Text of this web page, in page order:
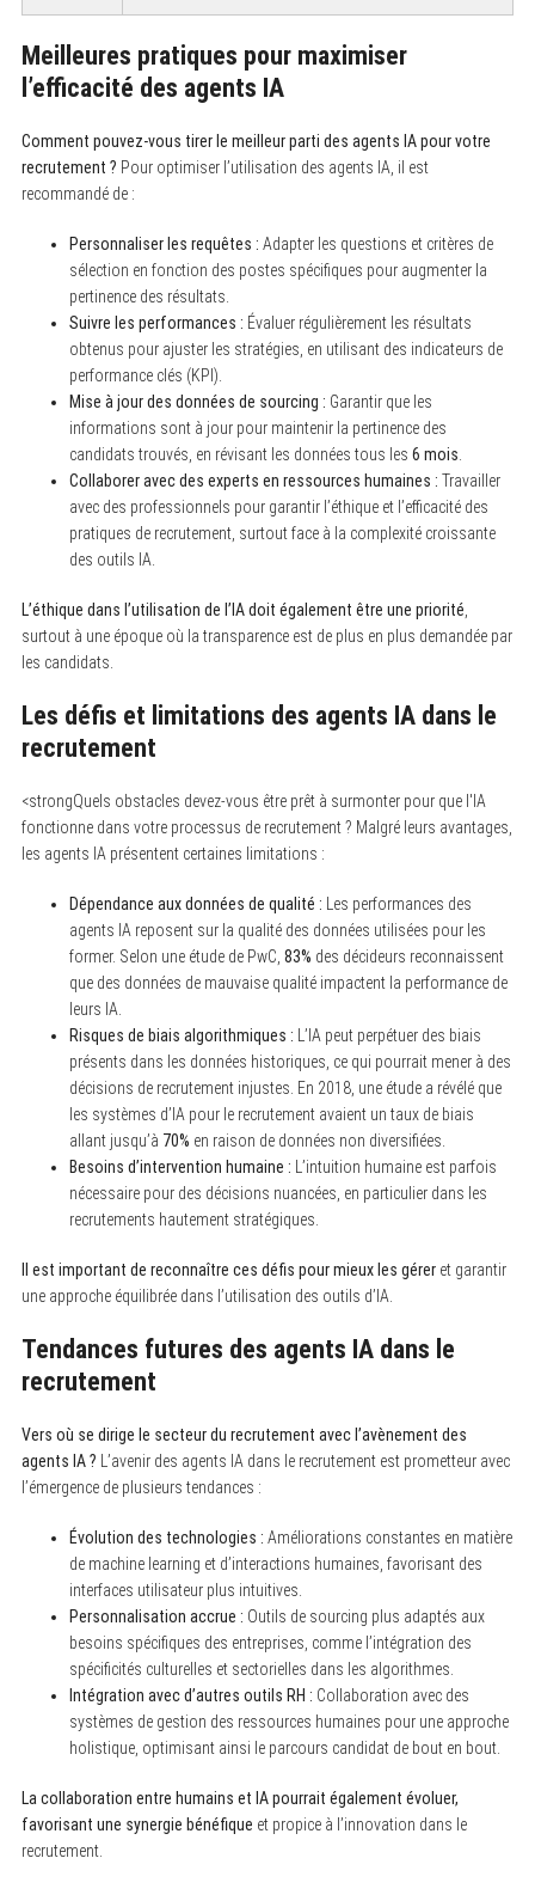
Meilleures pratiques pour maximiser
l’efficacité des agents IA
Comment pouvez-vous tirer le meilleur parti des agents IA pour votre
recrutement ? Pour optimiser l’utilisation des agents IA, il est
recommandé de :
Personnaliser les requêtes : Adapter les questions et critères de
sélection en fonction des postes spécifiques pour augmenter la
pertinence des résultats.
Suivre les performances : Évaluer régulièrement les résultats
obtenus pour ajuster les stratégies, en utilisant des indicateurs de
performance clés (KPI).
Mise à jour des données de sourcing : Garantir que les
informations sont à jour pour maintenir la pertinence des
candidats trouvés, en révisant les données tous les 6 mois
Collaborer avec des experts en ressources humaines : Travailler
avec des professionnels pour garantir l’éthique et l’efficacité des
pratiques de recrutement, surtout face à la complexité croissante
des outils IA.
L’éthique dans l’utilisation de l’IA doit également être une priorité
surtout à une époque où la transparence est de plus en plus demandée par
les candidats.
Les défis et limitations des agents IA dans le
recrutement
<strongQuels obstacles devez-vous être prêt à surmonter pour que l'IA
fonctionne dans votre processus de recrutement ? Malgré leurs avantages,
les agents IA présentent certaines limitations :
Dépendance aux données de qualité : Les performances des
agents IA reposent sur la qualité des données utilisées pour les
former. Selon une étude de PwC, 83% des décideurs reconnaissent
que des données de mauvaise qualité impactent la performance de
leurs IA.
Risques de biais algorithmiques : L’IA peut perpétuer des biais
présents dans les données historiques, ce qui pourrait mener à des
décisions de recrutement injustes. En 2018, une étude a révélé que
les systèmes d’IA pour le recrutement avaient un taux de biais
allant jusqu’à 70% en raison de données non diversifiées.
Besoins d’intervention humaine : L’intuition humaine est parfois
nécessaire pour des décisions nuancées, en particulier dans les
recrutements hautement stratégiques.
Il est important de reconnaître ces défis pour mieux les géreret garantir
une approche équilibrée dans l’utilisation des outils d’IA.
Tendances futures des agents IA dans le
recrutement
Vers où se dirige le secteur du recrutement avec l’avènement des
agents IA ? L’avenir des agents IA dans le recrutement est prometteur avec
l’émergence de plusieurs tendances :
Évolution des technologies : Améliorations constantes en matière
de machine learning et d’interactions humaines, favorisant des
interfaces utilisateur plus intuitives.
Personnalisation accrue : Outils de sourcing plus adaptés aux
besoins spécifiques des entreprises, comme l’intégration des
spécificités culturelles et sectorielles dans les algorithmes.
Intégration avec d’autres outils RH : Collaboration avec des
systèmes de gestion des ressources humaines pour une approche
holistique, optimisant ainsi le parcours candidat de bout en bout.
La collaboration entre humains et IA pourrait également évoluer,
favorisant une synergie bénéfique et propice à l’innovation dans le
recrutement.